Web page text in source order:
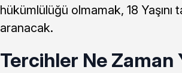
hükümlülüğü olmamak, 18
aranacak.
Tercihler Ne Zaman